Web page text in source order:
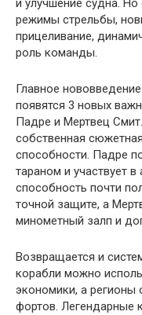
и улучшение судна.
режимы стрельбы,
прицеливание,
роль команды.
Главное
появятся 3 новых
Падре и Мертвец
собственная
способности. Падре
тараном и участвует
способность почти
точной защите, а
минометный залп и
Возвращается и
корабли можно
экономики, а регионы
фортов. Легендарные